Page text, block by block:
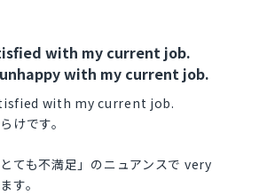
with my current job.
with my current job.
with my current job.
けです。
ても不満足」のニュアンスで very
す。